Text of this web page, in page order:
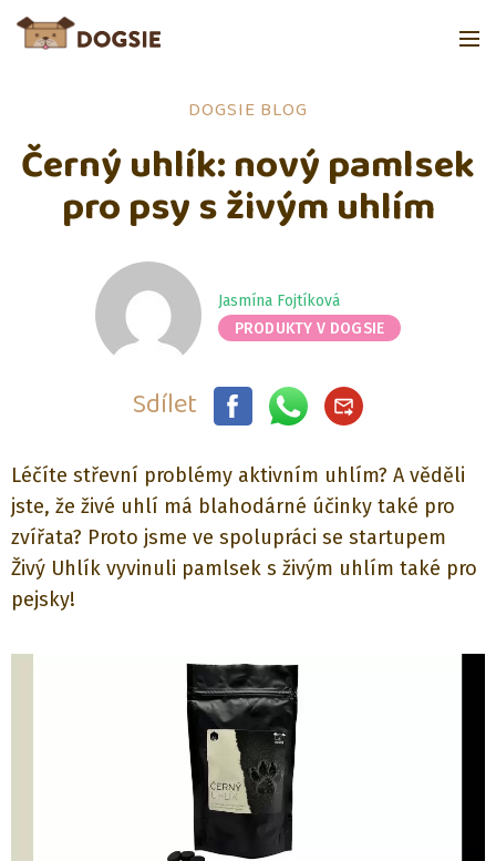
DOGSIE BLOG
Černý uhlík: nový pamlsek
pro psy s živým uhlím
Jasmína Fojtíková
PRODUKTY V DOGSIE
Sdílet
Léčíte střevní problémy aktivním uhlím? A věděli
jste, že živé uhlí má blahodárné účinky také pro
zvířata? Proto jsme ve spolupráci se startupem
Živý Uhlík vyvinuli pamlsek s živým uhlím také pro
pejsky!